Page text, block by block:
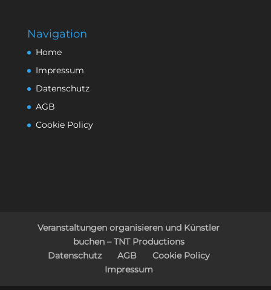
Navigation
Home
Impressum
Datenschutz
AGB
Cookie Policy
Veranstaltungen organisieren und Künstler
buchen – TNT Productions
Datenschutz
AGB
Cookie Policy
Impressum